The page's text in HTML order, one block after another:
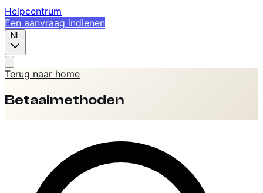
Helpcentrum
Een aanvraag indienen
NL
Terug naar home
Betaalmethoden